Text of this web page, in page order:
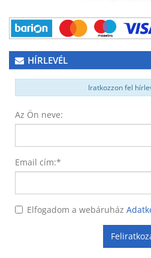
HÍRLEVÉL
Iratkozzon fel
Az Ön neve:
Email cím:*
Elfogadom a webáruház